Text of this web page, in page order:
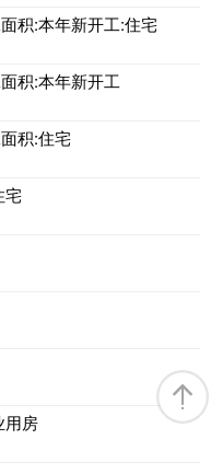
积:本年新开工:住宅
积:本年新开工
积:住宅
宅
用房